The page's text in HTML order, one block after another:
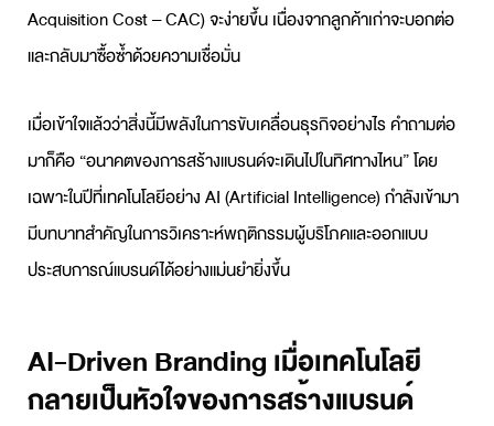
Acquisition Cost – CAC) จะง่ายขึ้น เนื่องจากลูกค้าเก่าจะบอกต่อ
และกลับมาซื้อซ้ำด้วยความเชื่อมั่น
เมื่อเข้าใจแล้วว่าสิ่งนี้มีพลังในการขับเคลื่อนธุรกิจอย่างไร คำถามต่อ
มาก็คือ “อนาคตของการสร้างแบรนด์จะเดินไปในทิศทางไหน” โดย
เฉพาะในปีที่เทคโนโลยีอย่าง AI (Artificial Intelligence) กำลังเข้ามา
มีบทบาทสำคัญในการวิเคราะห์พฤติกรรมผู้บริโภคและออกแบบ
ประสบการณ์แบรนด์ได้อย่างแม่นยำยิ่งขึ้น
AI-Driven Branding เมื่อเทคโนโลยี
กลายเป็นหัวใจของการสร้างแบรนด์